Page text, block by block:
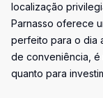
localização
Parnasso oferece
perfeito para o dia
de conveniência, é
quanto para